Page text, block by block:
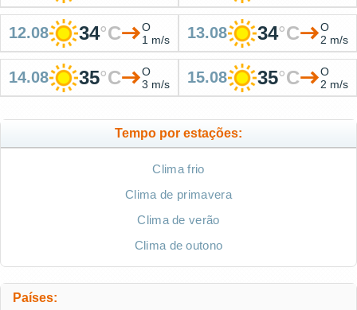
12.08 34°C
O
1 m/s
13.08 34°C
O
2 m/s
14.08 35°C
O
3 m/s
15.08 35°C
O
2 m/s
Tempo por estações:
Clima frio
Clima de primavera
Clima de verão
Clima de outono
Países: